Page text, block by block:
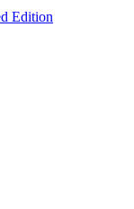
Edition